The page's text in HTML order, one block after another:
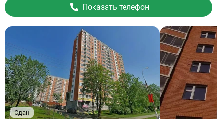
Показать телефон
Сдан